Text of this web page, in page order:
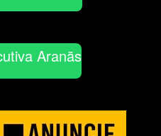
Aranãs